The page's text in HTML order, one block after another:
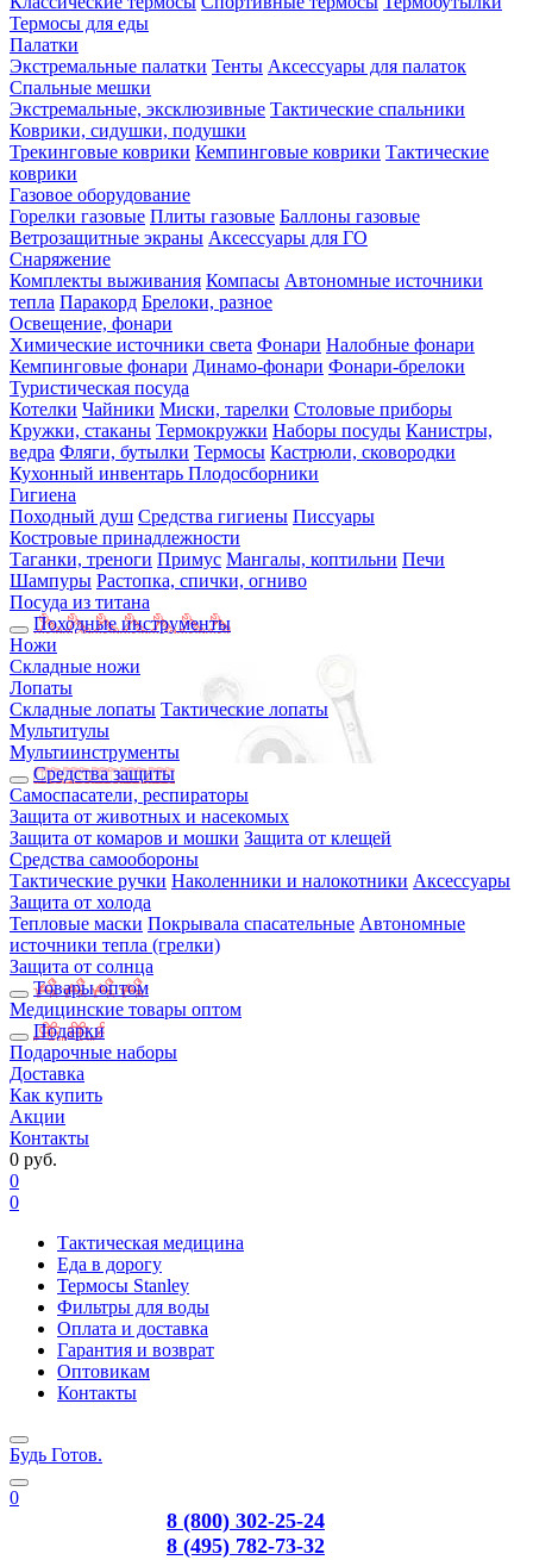
Термосы для еды
Палатки
Экстремальные палатки Тенты Аксессуары для палаток
Спальные мешки
Экстремальные, эксклюзивные Тактические спальники
Коврики, сидушки, подушки
Трекинговые коврики Кемпинговые коврики Тактические
коврики
Газовое оборудование
Горелки газовые Плиты газовые Баллоны газовые
Ветрозащитные экраны Аксессуары для ГО
Снаряжение
Комплекты выживания Компасы Автономные источники
тепла Паракорд Брелоки, разное
Освещение, фонари
Химические источники света Фонари Налобные фонари
Кемпинговые фонари Динамо-фонари Фонари-брелоки
Туристическая посуда
Котелки Чайники Миски, тарелки Столовые приборы
Кружки, стаканы Термокружки Наборы посуды Канистры,
ведра Фляги, бутылки Термосы Кастрюли, сковородки
Кухонный инвентарь Плодосборники
Гигиена
Походный душ Средства гигиены Писсуары
Костровые принадлежности
Таганки, треноги Примус Мангалы, коптильни Печи
Шампуры Растопка, спички, огниво
Посуда из титана
Походные инструменты
Ножи
Складные ножи
Лопаты
Складные лопаты Тактические лопаты
Мультитулы
Мультиинструменты
Средства защиты
Самоспасатели, респираторы
Защита от животных и насекомых
Защита от комаров и мошки Защита от клещей
Средства самообороны
Тактические ручки Наколенники и налокотники Аксессуары
Защита от холода
Тепловые маски Покрывала спасательные Автономные
источники тепла (грелки)
Защита от солнца
Товары оптом
Медицинские товары оптом
Подарки
Подарочные наборы
Доставка
Как купить
Акции
Контакты
0 руб.
0
0
Тактическая медицина
Еда в дорогу
Термосы Stanley
Фильтры для воды
Оплата и доставка
Гарантия и возврат
Оптовикам
Контакты
Будь Готов.
0
8 (800) 302-25-24
8 (495) 782-73-32